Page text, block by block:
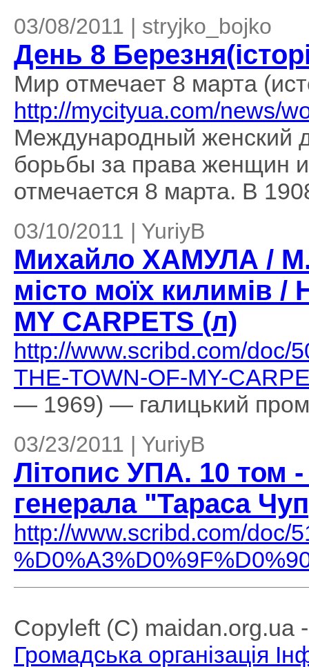
03/08/2011 | stryjko_bojko
День 8
Мир отмечает 8 марта
http://mycityua.com/news/
Международный женский
борьбы за права
отмечается 8 марта. В
03/10/2011 | YuriyB
Михайло ХАМУЛА /
місто моїх килимів /
MY CARPETS (л)
http://www.scribd.com/doc/
THE-TOWN-OF-MY-
— 1969) — галицький
03/23/2011 | YuriyB
Літопис УПА. 10 том
генерала "Тараса
http://www.scribd.com/doc/
Copyleft (C) maidan.org.ua
Громадська організація